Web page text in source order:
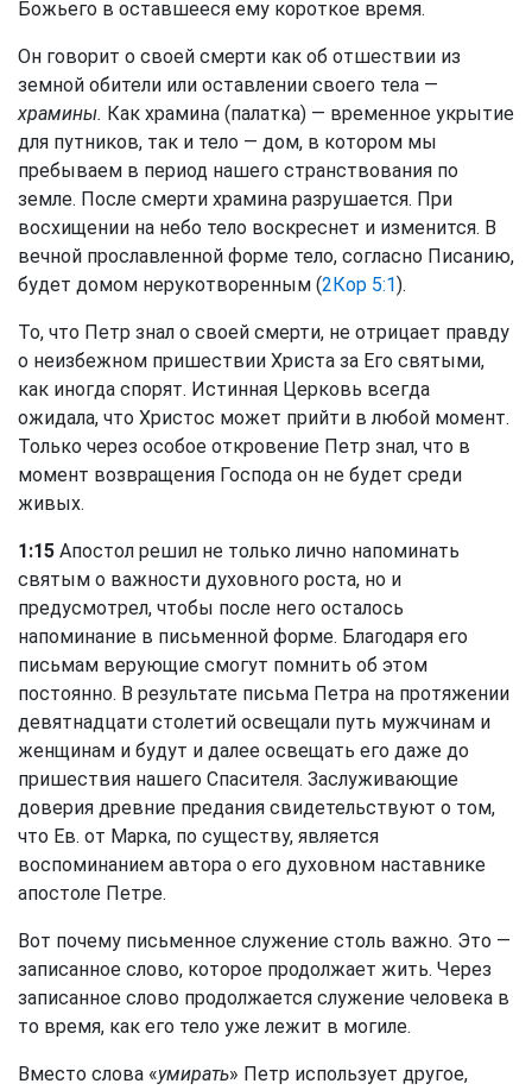
Божьего в оставшееся ему короткое время.
Он говорит о своей смерти как об отшествии из
земной обители или оставлении своего тела —
храмины. Как храмина (палатка) — временное укрытие
для путников, так и тело — дом, в котором мы
пребываем в период нашего странствования по
земле. После смерти храмина разрушается. При
восхищении на небо тело воскреснет и изменится. В
вечной прославленной форме тело, согласно Писанию,
будет домом нерукотворенным (2Кор 5:1).
То, что Петр знал о своей смерти, не отрицает правду
о неизбежном пришествии Христа за Его святыми,
как иногда спорят. Истинная Церковь всегда
ожидала, что Христос может прийти в любой момент.
Только через особое откровение Петр знал, что в
момент возвращения Господа он не будет среди
живых.
1:15 Апостол решил не только лично напоминать
святым о важности духовного роста, но и
предусмотрел, чтобы после него осталось
напоминание в письменной форме. Благодаря его
письмам верующие смогут помнить об этом
постоянно. В результате письма Петра на протяжении
девятнадцати столетий освещали путь мужчинам и
женщинам и будут и далее освещать его даже до
пришествия нашего Спасителя. Заслуживающие
доверия древние предания свидетельствуют о том,
что Ев. от Марка, по существу, является
воспоминанием автора о его духовном наставнике
апостоле Петре.
Вот почему письменное служение столь важно. Это —
записанное слово, которое продолжает жить. Через
записанное слово продолжается служение человека в
то время, как его тело уже лежит в могиле.
Вместо слова «умирать» Петр использует другое,